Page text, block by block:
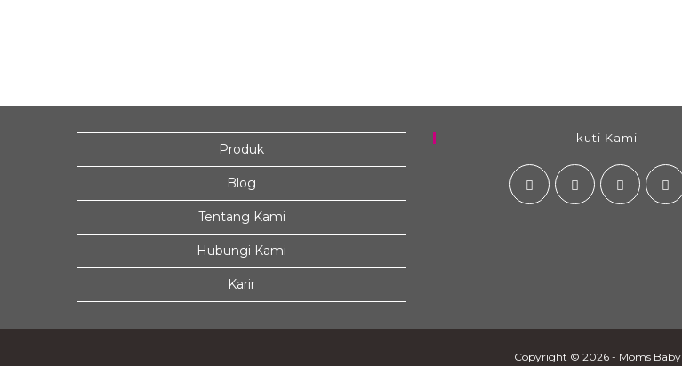
Produk
Blog
Tentang Kami
Hubungi Kami
Karir
Ikuti Kami
Copyright © 2026 - Moms Baby